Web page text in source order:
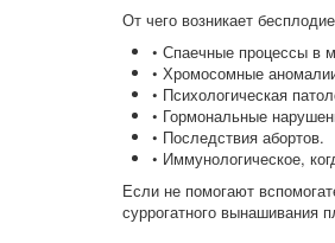
От чего возникает
• Спаечные процессы в
• Хромосомные
• Психологическая
• Гормональные
• Последствия абортов.
• Иммунологическое,
Если не помогают
суррогатного вынашивания